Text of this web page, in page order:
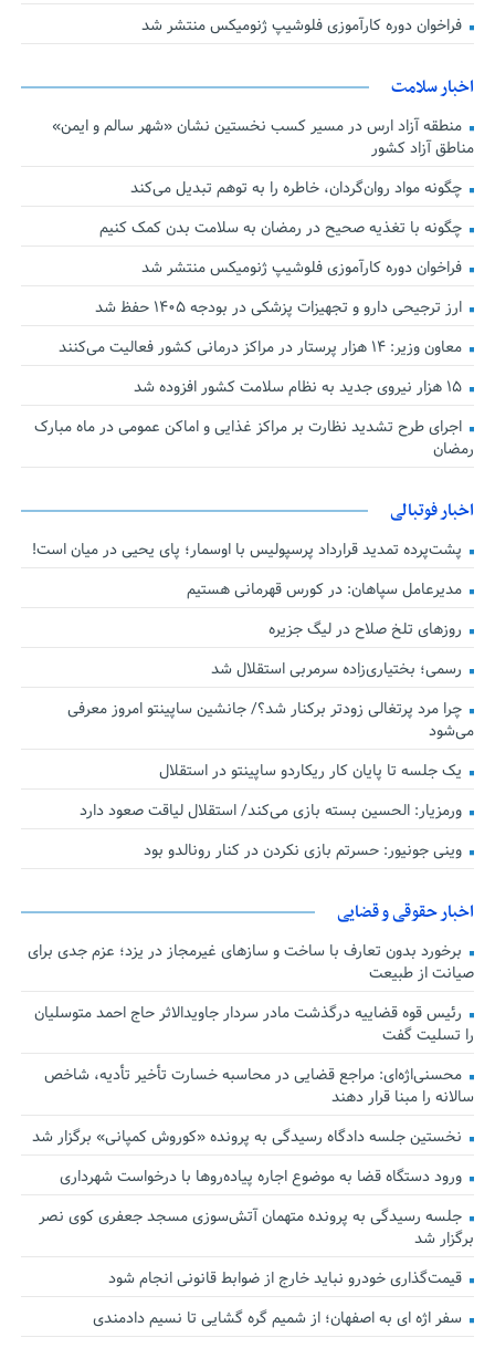
فراخوان دوره کارآموزی فلوشیپ ژنومیکس منتشر شد
اخبار سلامت
منطقه آزاد ارس در مسیر کسب نخستین نشان «شهر سالم و ایمن»
مناطق آزاد کشور
چگونه مواد روان‌گردان، خاطره را به توهم تبدیل می‌کند
چگونه با تغذیه صحیح در رمضان به سلامت بدن کمک کنیم
فراخوان دوره کارآموزی فلوشیپ ژنومیکس منتشر شد
ارز ترجیحی دارو و تجهیزات پزشکی در بودجه ۱۴۰۵ حفظ شد
معاون وزیر: ۱۴ هزار پرستار در مراکز درمانی کشور فعالیت می‌کنند
۱۵ هزار نیروی جدید به نظام سلامت کشور افزوده شد
اجرای طرح تشدید نظارت بر مراکز غذایی و اماکن عمومی در ماه مبارک
رمضان
اخبار فوتبالی
پشت‌پرده تمدید قرارداد پرسپولیس با اوسمار؛ پای یحیی در میان است!
مدیرعامل سپاهان: در کورس قهرمانی هستیم
روزهای تلخ صلاح در لیگ جزیره
رسمی؛ بختیاری‌زاده سرمربی استقلال شد
چرا مرد پرتغالی زودتر برکنار شد؟/ جانشین ساپینتو امروز معرفی
می‌شود
یک جلسه تا پایان کار ریکاردو ساپینتو در استقلال
ورمزیار: الحسین بسته بازی می‌کند/ استقلال لیاقت صعود دارد
وینی جونیور: حسرتم بازی نکردن در کنار رونالدو بود
اخبار حقوقی و قضایی
برخورد بدون تعارف با ساخت‌ و سازهای غیرمجاز در یزد؛ عزم جدی برای
صیانت از طبیعت
رئیس قوه قضاییه درگذشت مادر سردار جاویدالاثر حاج احمد متوسلیان
را تسلیت گفت
محسنی‌اژه‌ای: مراجع قضایی در محاسبه خسارت تأخیر تأدیه، شاخص
سالانه را مبنا قرار دهند
نخستین جلسه دادگاه رسیدگی به پرونده «کوروش کمپانی» برگزار شد
ورود دستگاه قضا به موضوع اجاره پیاده‌روها با درخواست شهرداری
جلسه رسیدگی به پرونده متهمان آتش‌سوزی مسجد جعفری کوی نصر
برگزار شد
قیمت‌گذاری خودرو نباید خارج از ضوابط قانونی انجام شود
سفر اژه ای به اصفهان؛ از شمیم گره گشایی تا نسیم دادمندی